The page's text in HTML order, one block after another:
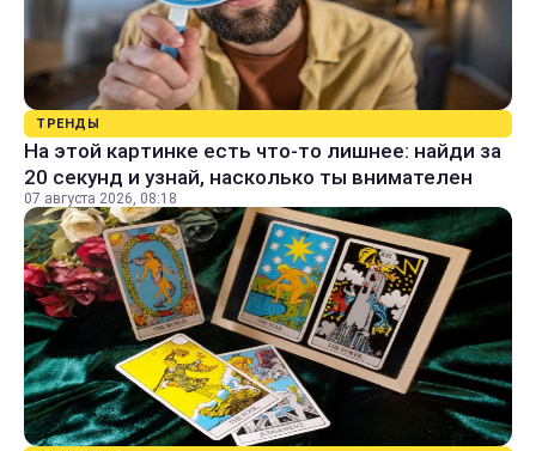
ТРЕНДЫ
На этой картинке есть что-то лишнее: найди за
20 секунд и узнай, насколько ты внимателен
07 августа 2026, 08:18